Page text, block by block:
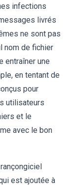
infections
livrés
ne sont pas
nom de fichier
entraîner une
en tentant de
pour
utilisateurs
et le
avec le bon
est ajoutée à